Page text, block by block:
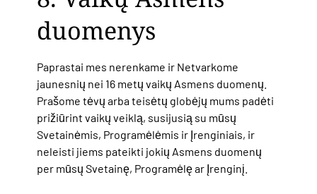
duomenys
Paprastai mes nerenkame ir Netvarkome
jaunesnių nei 16 metų vaikų Asmens duomenų.
Prašome tėvų arba teisėtų globėjų mums padėti
prižiūrint vaikų veiklą, susijusią su mūsų
Svetainėmis, Programėlėmis ir Įrenginiais, ir
neleisti jiems pateikti jokių Asmens duomenų
per mūsų Svetainę, Programėlę ar Įrenginį.